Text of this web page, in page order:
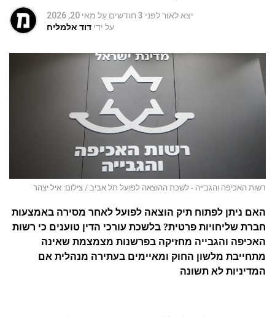
יצא לאורלפני 3 חודשים עַל מאי 20, 2026
על ידי דוד אלמליח
רשות האכיפה והגבייה - לשכת ההוצאה לפועל תל אביב / צילום: איל יצהר
האם ניתן לפתוח תיק הוצאה לפועל לאחר מסירה באמצעות
חברת שליחויות פרטית? בלשכת עורכי הדין טוענים כי רשות
האכיפה והגבייה מחזיקה בפרשנות מצמצמת שאינה
מתחייבת מלשון החוק ומאיימים בעתירה מנהלית אם
המדיניות לא תשונה